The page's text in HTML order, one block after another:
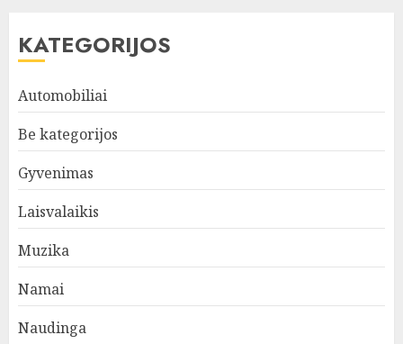
KATEGORIJOS
Automobiliai
Be kategorijos
Gyvenimas
Laisvalaikis
Muzika
Namai
Naudinga